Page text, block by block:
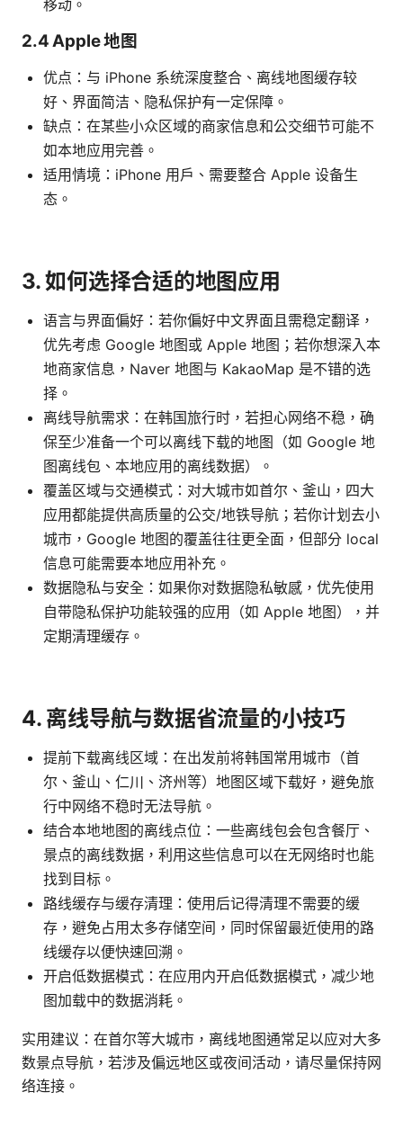
移动。
2.4 Apple 地图
优点：与 iPhone 系统深度整合、离线地图缓存较
好、界面简洁、隐私保护有一定保障。
缺点：在某些小众区域的商家信息和公交细节可能不
如本地应用完善。
适用情境：iPhone 用户、需要整合 Apple 设备生
态。
3. 如何选择合适的地图应用
语言与界面偏好：若你偏好中文界面且需稳定翻译，
优先考虑 Google 地图或 Apple 地图；若你想深入本
地商家信息，Naver 地图与 KakaoMap 是不错的选
择。
离线导航需求：在韩国旅行时，若担心网络不稳，确
保至少准备一个可以离线下载的地图（如 Google 地
图离线包、本地应用的离线数据）。
覆盖区域与交通模式：对大城市如首尔、釜山，四大
应用都能提供高质量的公交/地铁导航；若你计划去小
城市，Google 地图的覆盖往往更全面，但部分 local
信息可能需要本地应用补充。
数据隐私与安全：如果你对数据隐私敏感，优先使用
自带隐私保护功能较强的应用（如 Apple 地图），并
定期清理缓存。
4. 离线导航与数据省流量的小技巧
提前下载离线区域：在出发前将韩国常用城市（首
尔、釜山、仁川、济州等）地图区域下载好，避免旅
行中网络不稳时无法导航。
结合本地地图的离线点位：一些离线包会包含餐厅、
景点的离线数据，利用这些信息可以在无网络时也能
找到目标。
路线缓存与缓存清理：使用后记得清理不需要的缓
存，避免占用太多存储空间，同时保留最近使用的路
线缓存以便快速回溯。
开启低数据模式：在应用内开启低数据模式，减少地
图加载中的数据消耗。
实用建议：在首尔等大城市，离线地图通常足以应对大多
数景点导航，若涉及偏远地区或夜间活动，请尽量保持网
络连接。